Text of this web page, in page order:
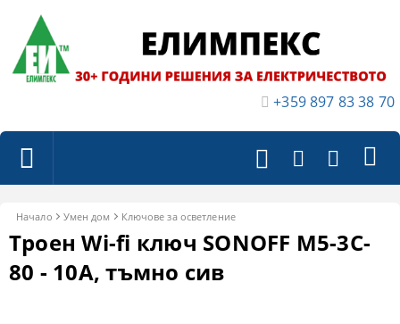
+359 897 83 38 70
Начало Умен дом Ключове за осветление
Троен Wi-fi ключ SONOFF M5-3C-
80 - 10A, тъмно сив